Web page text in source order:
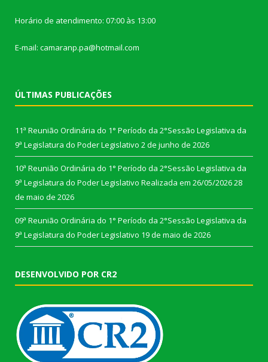
Horário de atendimento: 07:00 às 13:00
E-mail: camaranp.pa@hotmail.com
ÚLTIMAS PUBLICAÇÕES
11ª Reunião Ordinária do 1° Período da 2°Sessão Legislativa da
9ª Legislatura do Poder Legislativo 2 de junho de 2026
10ª Reunião Ordinária do 1° Período da 2°Sessão Legislativa da
9ª Legislatura do Poder Legislativo Realizada em 26/05/202628
de maio de 2026
09ª Reunião Ordinária do 1° Período da 2°Sessão Legislativa da
9ª Legislatura do Poder Legislativo 19 de maio de 2026
DESENVOLVIDO POR CR2